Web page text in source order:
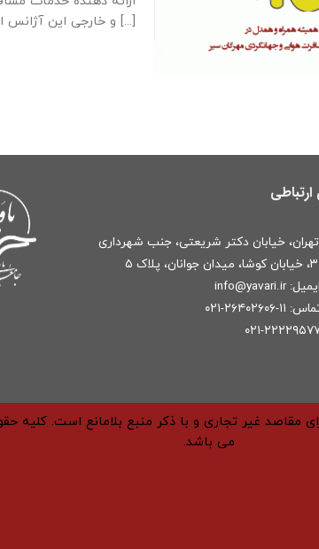
و خارجی این آژانس از [...]
خیابان دکتر شریعتی، جنب شهرداری
info@yavari.ir
۱۱-۲۶۴۰۲۶۰۶-۰۲۱
مقاصد غیر تجاری و با ذکر منبع بلامانع است. کلیه
می باشد.